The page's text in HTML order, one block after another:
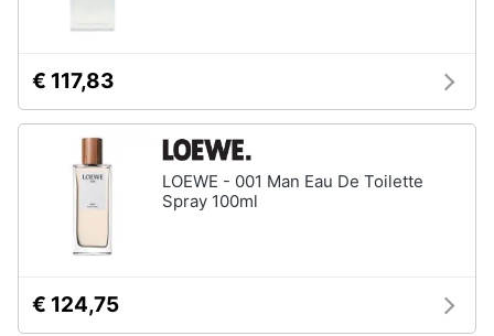
€ 117,83
LOEWE - 001 Man Eau De Toilette
Spray 100ml
€ 124,75